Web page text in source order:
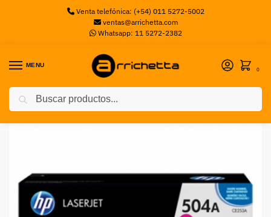
Venta telefónica: (+54) 011 5272-5002
ventas@arrichetta.com
Whatsapp: 11 5272-2382
MENU
0
Inicio Toners TONER HP 504A – MAGENTA